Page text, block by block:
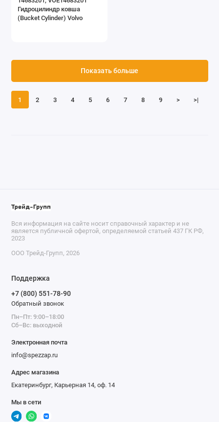
Гидроцилиндр ковша
(Bucket Cylinder) Volvo
1 2 3 4 5 6 7 8 9 > >|
Показать больше
Вся информация на сайте носит справочный характер и не
является публичной офертой, определяемой статьей 437 ГК РФ,
2023
ООО Трейд-Групп, 2026
Поддержка
+7 (800) 551-78-90
Обратный звонок
Пн–Пт: 9:00–18:00
Сб–Вс: выходной
Электронная почта
info@spezzap.ru
Адрес магазина
Екатеринбург, Карьерная 14, оф. 14
Мы в сети